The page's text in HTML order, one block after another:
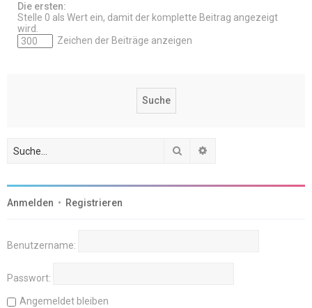
Die ersten:
Stelle 0 als Wert ein, damit der komplette Beitrag angezeigt
wird.
Zeichen der Beiträge anzeigen
Suche
Anmelden • Registrieren
Benutzername:
Passwort:
Angemeldet bleiben